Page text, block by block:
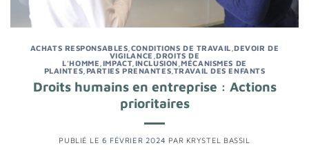
ACHATS RESPONSABLES CONDITIONS DE TRAVAIL ,DEVOIR DE
VIGILANCE ,DROITS DE
L'HOMME IMPACT, INCLUSION ,MÉCANISMES DE
PLAINTES PARTIES PRENANTES TRAVAIL DES ENFANTS
Droits humains en entreprise : Actions
prioritaires
PUBLIÉ LE6 FÉVRIER 2024 PAR KRYSTEL BASSIL